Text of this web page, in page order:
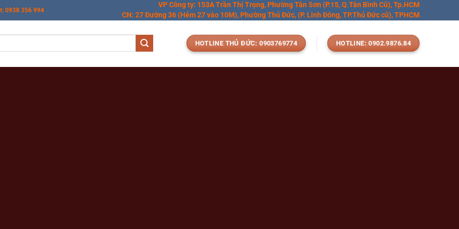
0938 356 994
VP Công ty: 153A Trần Thị Trọng, Phường Tân Sơn (P.15, Q.Tân Bình Cũ), Tp.HCM
CN: 27 Đường 36 (Hẻm 27 vào 10M), Phường Thủ Đức, (P. Linh Đông, TP.Thủ Đức cũ), TPHCM
HOTLINE THỦ ĐỨC: 0903769774 HOTLINE: 0902.9876.84